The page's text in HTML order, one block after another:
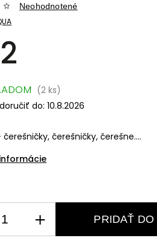
Neohodnotené
čerešničky, čerešničky, čerešne....
(2 ks)
do: 10.8.2026
PRIDAŤ DO